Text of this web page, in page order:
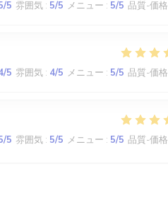
/5 雰囲気 : 5/5 メニュー : 5/5 品質-価格
/5 雰囲気 : 4/5 メニュー : 5/5 品質-価格
/5 雰囲気 : 5/5 メニュー : 5/5 品質-価格